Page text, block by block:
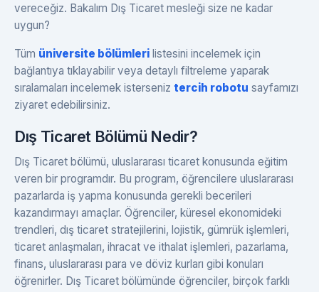
vereceğiz. Bakalım Dış Ticaret mesleği size ne kadar
uygun?
Tüm üniversite bölümleri listesini incelemek için
bağlantıya tıklayabilir veya detaylı filtreleme yaparak
sıralamaları incelemek isterseniz tercih robotu sayfamızı
ziyaret edebilirsiniz.
Dış Ticaret Bölümü Nedir?
Dış Ticaret bölümü, uluslararası ticaret konusunda eğitim
veren bir programdır. Bu program, öğrencilere uluslararası
pazarlarda iş yapma konusunda gerekli becerileri
kazandırmayı amaçlar. Öğrenciler, küresel ekonomideki
trendleri, dış ticaret stratejilerini, lojistik, gümrük işlemleri,
ticaret anlaşmaları, ihracat ve ithalat işlemleri, pazarlama,
finans, uluslararası para ve döviz kurları gibi konuları
öğrenirler. Dış Ticaret bölümünde öğrenciler, birçok farklı